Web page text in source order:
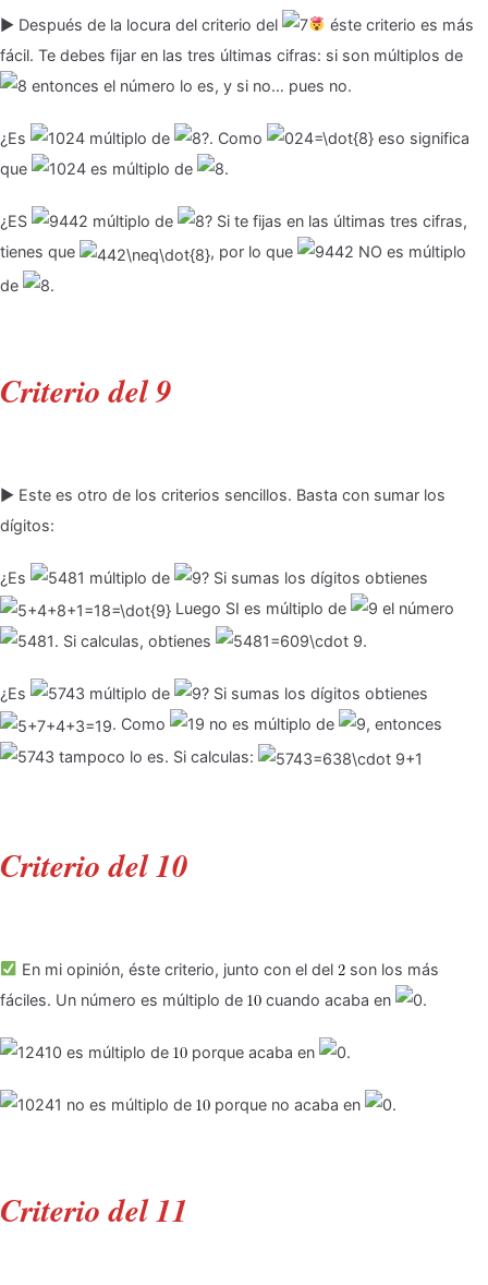
▶ Después de la locura del criterio del
éste criterio es más
fácil. Te debes fijar en las tres últimas cifras: si son múltiplos de
entonces el número lo es, y si no… pues no.
¿Es múltiplo de ?. Como
eso significa
que
es múltiplo de .
¿ES múltiplo de
? Si te fijas en las últimas tres cifras,
tienes que
, por lo que
NO es múltiplo
de
.
Criterio del 9
▶ Este es otro de los criterios sencillos. Basta con sumar los
dígitos:
¿Es múltiplo de
? Si sumas los dígitos obtienes
Luego SI es múltiplo de
el número
. Si calculas, obtienes
.
¿Es múltiplo de
? Si sumas los dígitos obtienes
. Como
no es múltiplo de
, entonces
tampoco lo es. Si calculas:
Criterio del 10
En mi opinión, éste criterio, junto con el del
son los más
fáciles. Un número es múltiplo de
cuando acaba en .
es múltiplo de porque acaba en .
no es múltiplo de porque no acaba en .
Criterio del 11